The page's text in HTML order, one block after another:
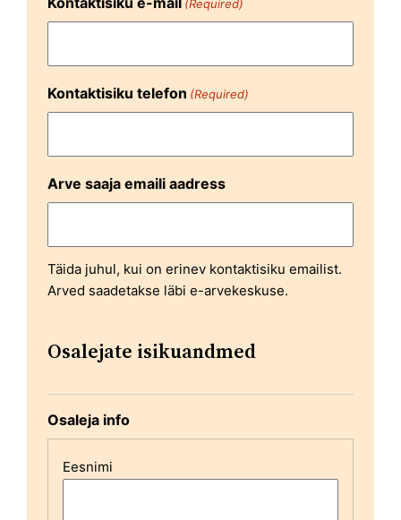
(Required)
Kontaktisiku telefon (Required)
Arve saaja emaili aadress
Täida juhul, kui on erinev kontaktisiku emailist.
Arved saadetakse läbi e-arvekeskuse.
Osalejate isikuandmed
Osaleja info